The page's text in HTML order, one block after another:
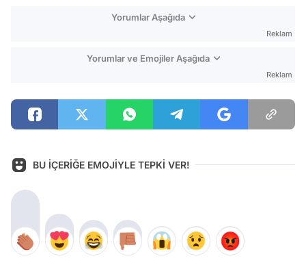
Yorumlar Aşağıda
Reklam
Yorumlar ve Emojiler Aşağıda
Reklam
BU İÇERİĞE EMOJİYLE TEPKİ VER!